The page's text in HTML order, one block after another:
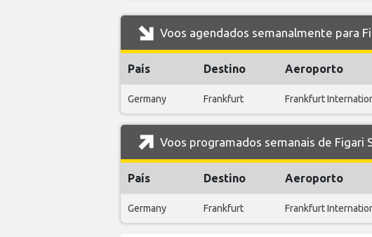
Voos agendados semanalmente para
País Destino Aeroporto
Germany Frankfurt Frankfurt
Voos programados semanais de Figari
País Destino Aeroporto
Germany Frankfurt Frankfurt